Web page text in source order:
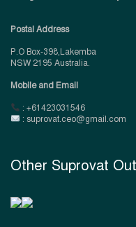
Postal Address
P.O Box-398,Lakemba
NSW 2195 Australia.
Mobile and Email
: +61423031546
: suprovat.ceo@gmail.com
Other Suprovat